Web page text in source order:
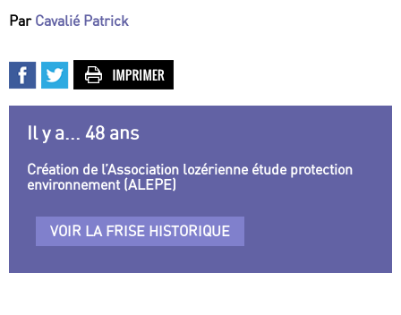
Par Cavalié Patrick
Il y a... 48 ans
Création de l’Association lozérienne étude protection
environnement (ALEPE)
VOIR LA FRISE HISTORIQUE